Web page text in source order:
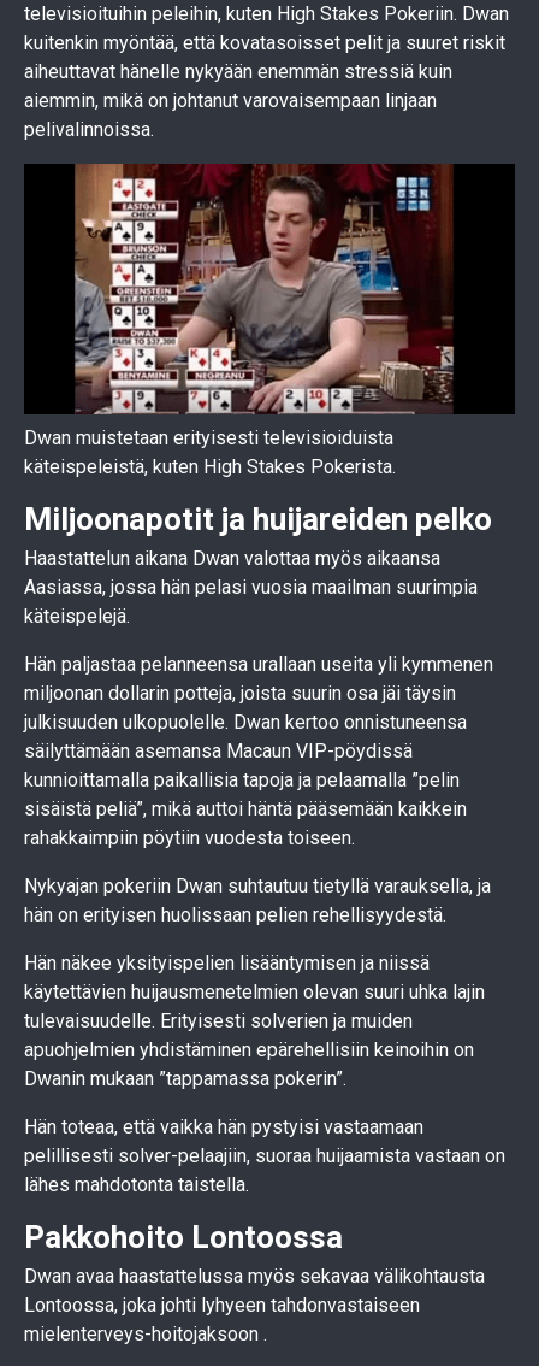
televisioituihin peleihin, kuten High Stakes Pokeriin. Dwan
kuitenkin myöntää, että kovatasoisset pelit ja suuret riskit
aiheuttavat hänelle nykyään enemmän stressiä kuin
aiemmin, mikä on johtanut varovaisempaan linjaan
pelivalinnoissa.
Dwan muistetaan erityisesti televisioiduista
käteispeleistä, kuten High Stakes Pokerista.
Miljoonapotit ja huijareiden pelko
Haastattelun aikana Dwan valottaa myös aikaansa
Aasiassa, jossa hän pelasi vuosia maailman suurimpia
käteispelejä.
Hän paljastaa pelanneensa urallaan useita yli kymmenen
miljoonan dollarin potteja, joista suurin osa jäi täysin
julkisuuden ulkopuolelle. Dwan kertoo onnistuneensa
säilyttämään asemansa Macaun VIP-pöydissä
kunnioittamalla paikallisia tapoja ja pelaamalla ”pelin
sisäistä peliä”, mikä auttoi häntä pääsemään kaikkein
rahakkaimpiin pöytiin vuodesta toiseen.
Nykyajan pokeriin Dwan suhtautuu tietyllä varauksella, ja
hän on erityisen huolissaan pelien rehellisyydestä.
Hän näkee yksityispelien lisääntymisen ja niissä
käytettävien huijausmenetelmien olevan suuri uhka lajin
tulevaisuudelle. Erityisesti solverien ja muiden
apuohjelmien yhdistäminen epärehellisiin keinoihin on
Dwanin mukaan ”tappamassa pokerin”.
Hän toteaa, että vaikka hän pystyisi vastaamaan
pelillisesti solver-pelaajiin, suoraa huijaamista vastaan on
lähes mahdotonta taistella.
Pakkohoito Lontoossa
Dwan avaa haastattelussa myös sekavaa välikohtausta
Lontoossa, joka johti lyhyeen tahdonvastaiseen
mielenterveys-hoitojaksoon .